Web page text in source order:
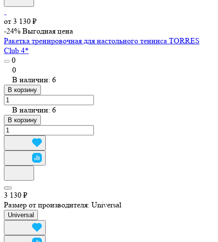
от 3 130 ₽
-24% Выгодная цена
Ракетка тренировочная для настольного тенниса TORRES
Club 4*
0
0
В наличии: 6
В корзину
В наличии: 6
В корзину
3 130 ₽
Размер от производителя: Universal
Universal